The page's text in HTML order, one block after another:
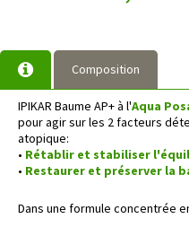
Composition
IPIKAR Baume AP+ à l'Aqua
pour agir sur les 2 facteurs
atopique:
• Rétablir et stabiliser
• Restaurer et préserver la
Dans une formule concentrée